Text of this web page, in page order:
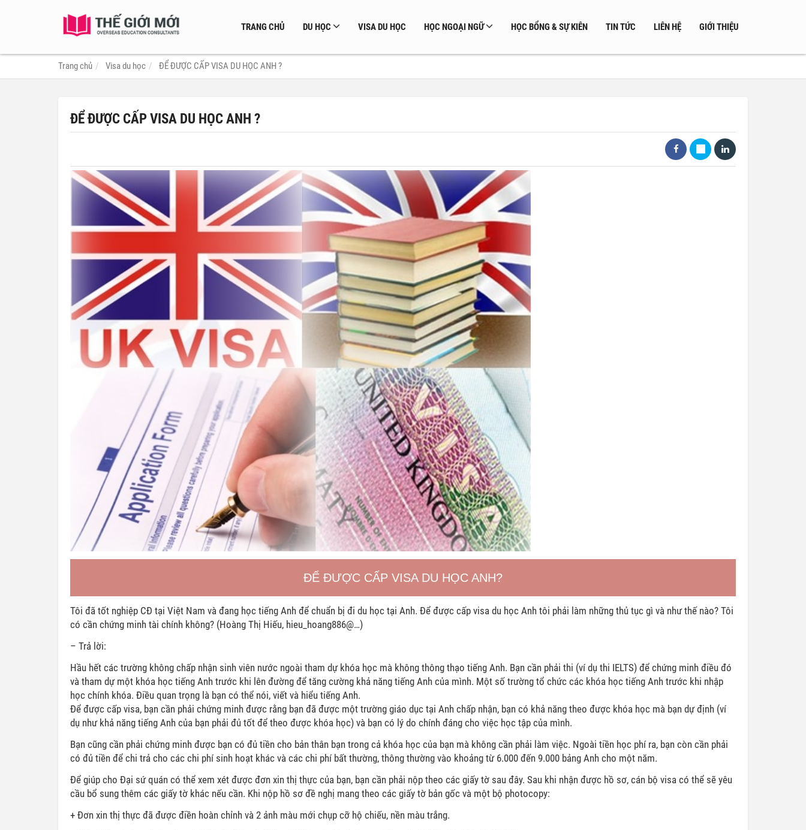
TRANG CHỦ DU HỌC VISA DU HỌC HỌC NGOẠI NGỮ HỌC BỔNG & SỰ KIÊN TIN TỨC LIÊN HỆ GIỚI THIỆU
Trang chủ Visa du học ĐỂ ĐƯỢC CẤP VISA DU HỌC ANH ?
ĐỂ ĐƯỢC CẤP VISA DU HỌC ANH ?
ĐỂ ĐƯỢC CẤP VISA DU HỌC ANH?
Tôi đã tốt nghiệp CĐ tại Việt Nam và đang học tiếng Anh để chuẩn bị đi du học tại Anh. Để được cấp visa du học Anh tôi phải làm những thủ tục gì và như thế nào? Tôi
có cần chứng minh tài chính không? (Hoàng Thị Hiếu, hieu_hoang886@…)
– Trả lời:
Hầu hết các trường không chấp nhận sinh viên nước ngoài tham dự khóa học mà không thông thạo tiếng Anh. Bạn cần phải thi (ví dụ thi IELTS) để chứng minh điều đó
và tham dự một khóa học tiếng Anh trước khi lên đường để tăng cường khả năng tiếng Anh của mình. Một số trường tổ chức các khóa học tiếng Anh trước khi nhập
học chính khóa. Điều quan trọng là bạn có thể nói, viết và hiểu tiếng Anh.
Để được cấp visa, bạn cần phải chứng minh được rằng bạn đã được một trường giáo dục tại Anh chấp nhận, bạn có khả năng theo được khóa học mà bạn dự định (ví
dụ như khả năng tiếng Anh của bạn phải đủ tốt để theo được khóa học) và bạn có lý do chính đáng cho việc học tập của mình.
Bạn cũng cần phải chứng minh được bạn có đủ tiền cho bản thân bạn trong cả khóa học của bạn mà không cần phải làm việc. Ngoài tiền học phí ra, bạn còn cần phải
có đủ tiền để chi trả cho các chi phí sinh hoạt khác và các chi phí bất thường, thông thường vào khoảng từ 6.000 đến 9.000 bảng Anh cho một năm.
Để giúp cho Đại sứ quán có thể xem xét được đơn xin thị thực của bạn, bạn cần phải nộp theo các giấy tờ sau đây. Sau khi nhận được hồ sơ, cán bộ visa có thể sẽ yêu
cầu bổ sung thêm các giấy tờ khác nếu cần. Khi nộp hồ sơ đề nghị mang theo các giấy tờ bản gốc và một bộ photocopy:
+ Đơn xin thị thực đã được điền hoàn chỉnh và 2 ảnh màu mới chụp cỡ hộ chiếu, nền màu trắng.